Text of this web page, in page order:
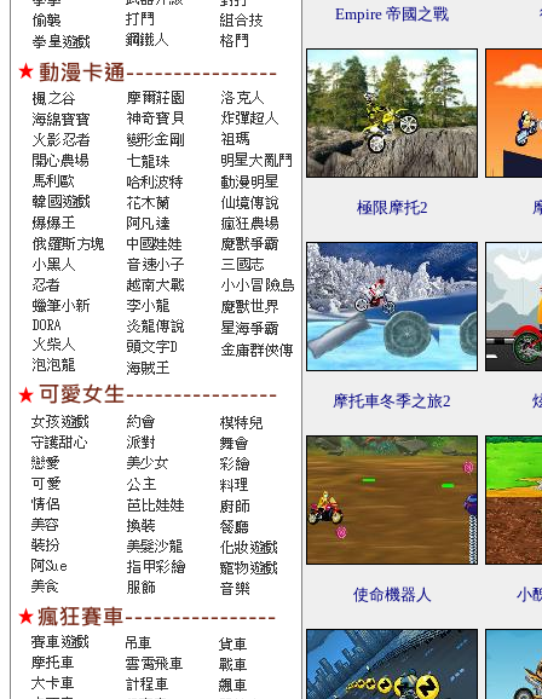
Empire 帝國之戰
極限摩托2
摩托車冬季之旅2
使命機器人 小